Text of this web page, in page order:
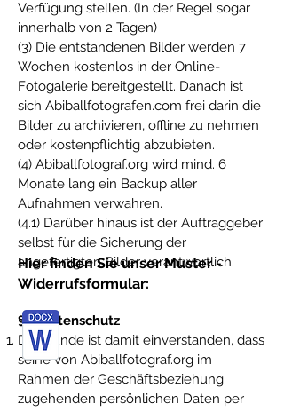
Verfügung stellen. (In der Regel sogar
innerhalb von 2 Tagen)
(3) Die entstandenen Bilder werden 7
Wochen kostenlos in der Online-
Fotogalerie bereitgestellt. Danach ist
sich Abiballfotografen.com frei darin die
Bilder zu archivieren, offline zu nehmen
oder kostenpflichtig abzubieten.
(4) Abiballfotograf.org wird mind. 6
Monate lang ein Backup aller
Aufnahmen verwahren.
(4.1) Darüber hinaus ist der Auftraggeber
selbst für die Sicherung der
angefertigten Bilder verantwortlich.
§ 8 Datenschutz
Der Kunde ist damit einverstanden, dass
seine von Abiballfotograf.org im
Rahmen der Geschäftsbeziehung
zugehenden persönlichen Daten per
Hier finden Sie unser Muster -
Widerrufsformular: